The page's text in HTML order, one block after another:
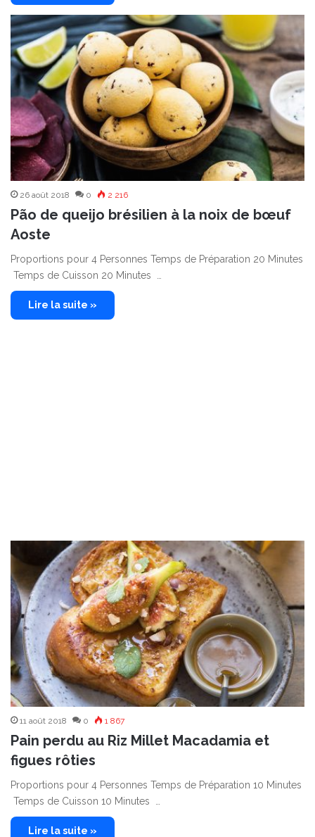
26 août 2018 0 2 216
Pão de queijo brésilien à la noix de bœuf
Aoste
Proportions pour 4 Personnes Temps de Préparation 20 Minutes
Temps de Cuisson 20 Minutes …
Lire la suite »
11 août 2018 0 1 867
Pain perdu au Riz Millet Macadamia et
figues rôties
Proportions pour 4 Personnes Temps de Préparation 10 Minutes
Temps de Cuisson 10 Minutes …
Lire la suite »